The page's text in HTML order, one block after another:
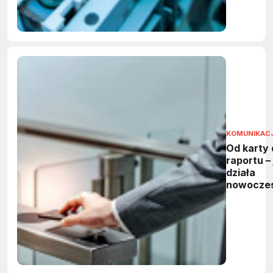
Od karty
raportu –
działa